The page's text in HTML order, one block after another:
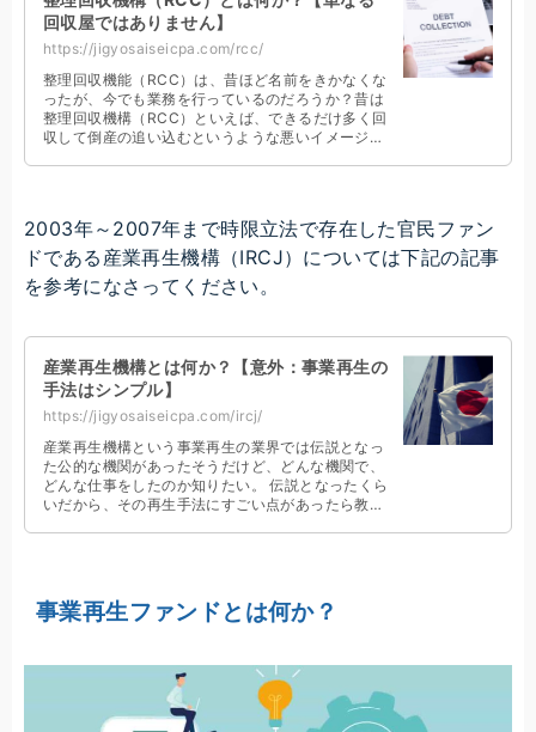
回収屋ではありません】
https://jigyosaiseicpa.com/rcc/
整理回収機能（RCC）は、昔ほど名前をきかなくな
ったが、今でも業務を行っているのだろうか？昔は
整理回収機構（RCC）といえば、できるだけ多く回
収して倒産の追い込むというような悪いイメージし
2003年～2007年まで時限立法で存在した官民ファン
ドである産業再生機構（IRCJ）については下記の記事
を参考になさってください。
産業再生機構とは何か？【意外：事業再生の
手法はシンプル】
https://jigyosaiseicpa.com/ircj/
産業再生機構という事業再生の業界では伝説となっ
た公的な機関があったそうだけど、どんな機関で、
どんな仕事をしたのか知りたい。 伝説となったくら
いだから、その再生手法にすごい点があったら教え
事業再生ファンドとは何か？